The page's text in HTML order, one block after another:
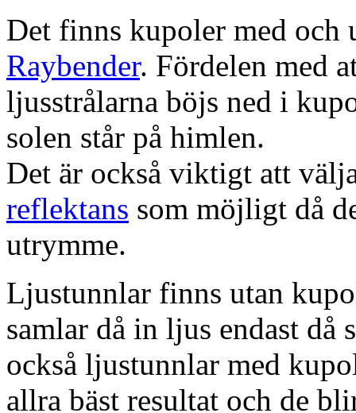
Det finns kupoler med och
Raybender. Fördelen med
ljusstrålarna böjs ned i
solen står på himlen.
Det är också viktigt att
reflektans som möjligt då
utrymme.
Ljustunnlar finns utan
samlar då in ljus endast då
också ljustunnlar med
allra bäst resultat och de